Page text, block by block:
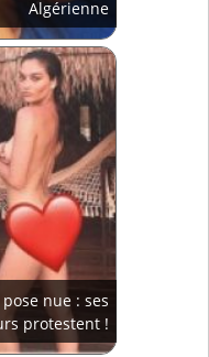
Algérienne
nue : ses
protestent !